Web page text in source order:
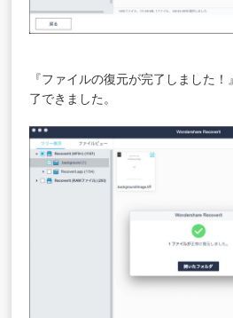
『ファイルの復元が完了しました
了できました。